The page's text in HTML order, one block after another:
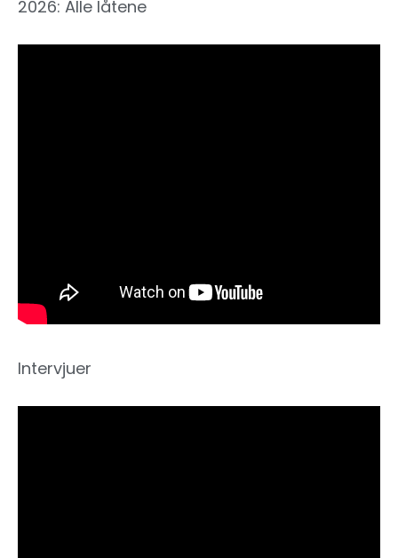
2026: Alle låtene
Intervjuer